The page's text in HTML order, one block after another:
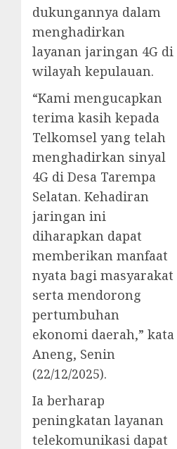
dukungannya dalam
menghadirkan
layanan jaringan 4G di
wilayah kepulauan.
“Kami mengucapkan
terima kasih kepada
Telkomsel yang telah
menghadirkan sinyal
4G di Desa Tarempa
Selatan. Kehadiran
jaringan ini
diharapkan dapat
memberikan manfaat
nyata bagi masyarakat
serta mendorong
pertumbuhan
ekonomi daerah,” kata
Aneng, Senin
(22/12/2025).
Ia berharap
peningkatan layanan
telekomunikasi dapat